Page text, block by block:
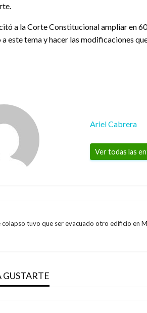
a la Corte Constitucional ampliar en
este tema y hacer las modificaciones
Ariel Cabrera
Ver todas las
colapso tuvo que ser evacuado otro edificio en
jueves octubre 12, 2017